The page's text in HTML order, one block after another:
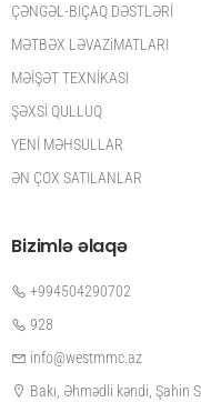
ÇƏNGƏL-BIÇAQ DƏSTLƏRİ
MƏTBƏX LƏVAZiMATLARI
MƏİŞƏT TEXNİKASI
ŞƏXSİ QULLUQ
YENİ MƏHSULLAR
ƏN ÇOX SATILANLAR
Bizimlə əlaqə
+994504290702
928
info@westmmc.az
Bakı, Əhmədli kəndi, Şahin